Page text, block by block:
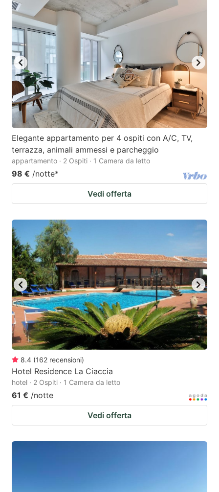
Elegante appartamento per 4 ospiti con A/C, TV,
terrazza, animali ammessi e parcheggio
appartamento · 2 Ospiti · 1 Camera da letto
98 € /notte*
Vedi offerta
8.4 (162 recensioni)
Hotel Residence La Ciaccia
hotel · 2 Ospiti · 1 Camera da letto
61 € /notte
Vedi offerta